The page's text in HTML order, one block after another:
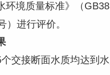
环境质量标准》（
）进行评价。
交接断面水质均达到